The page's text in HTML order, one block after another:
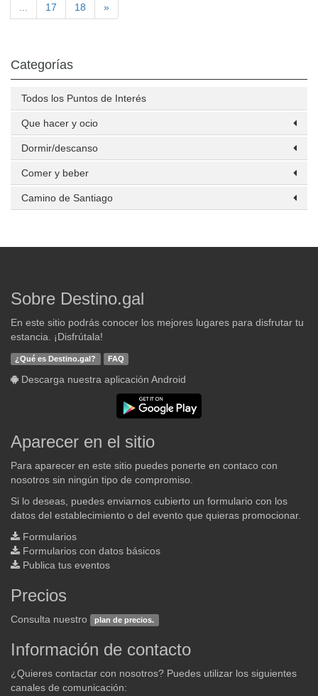
17 18 »
Categorías
Todos los Puntos de Interés
Que hacer y ocio
Dormir/descanso
Comer y beber
Camino de Santiago
Sobre Destino.gal
En este sitio podrás conocer los mejores lugares para disfrutar tu
estancia. ¡Disfrútala!
¿Qué es Destino.gal? FAQ
Descarga nuestra aplicación Android
Aparecer en el sitio
Para aparecer en este sitio puedes ponerte en contaco con
nosotros sin ningún tipo de compromiso.
Si lo deseas, puedes enviarnos cubierto un formulario con los
datos del establecimiento o del evento que quieras promocionar.
Formularios
Formularios con datos básicos
Publica tus eventos
Precios
Consulta nuestro plan de precios.
Información de contacto
¿Quieres contactar con nosotros? Puedes utilizar los siguientes
canales de comunicación: